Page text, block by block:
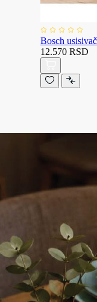
Bosch
12.570 RSD